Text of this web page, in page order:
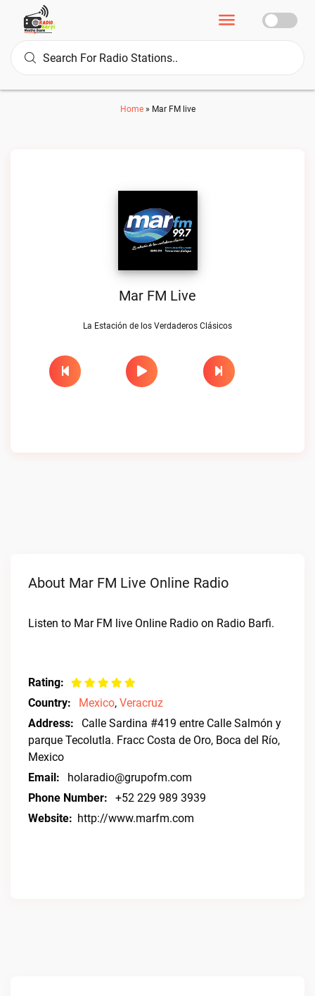
Home» Mar FM live
Mar FM Live
La Estación de los Verdaderos Clásicos
About Mar FM Live Online Radio
Listen to Mar FM live Online Radio on Radio Barfi.
Rating:
Country:
Mexico, Veracruz
Address:
Calle Sardina #419 entre Calle Salmón y
parque Tecolutla. Fracc Costa de Oro, Boca del Río,
Mexico
Email:
holaradio@grupofm.com
Phone Number:
+52 229 989 3939
Website: http://www.marfm.com